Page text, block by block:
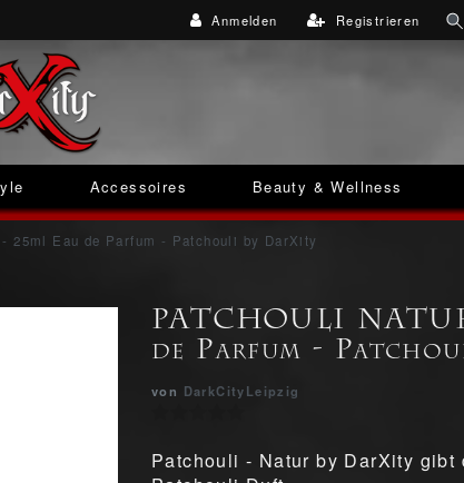
Anmelden Registrieren
Accessoires Beauty & Wellness
- 25ml Eau de Parfum - Patchouli by DarXity
PATCHOULI
de Parfum -
von DarkCityLeipzig
Patchouli - Natur by DarXity gibt